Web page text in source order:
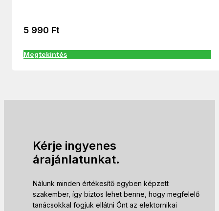
5 990 Ft
Megtekintés
Kérje ingyenes
árajánlatunkat.
Nálunk minden értékesítő egyben képzett
szakember, így biztos lehet benne, hogy megfelelő
tanácsokkal fogjuk ellátni Önt az elektornikai